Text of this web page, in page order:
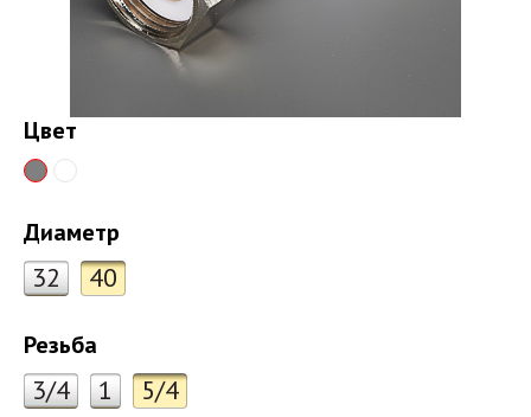
Цвет
Диаметр
32 40
Резьба
3/4 1 5/4